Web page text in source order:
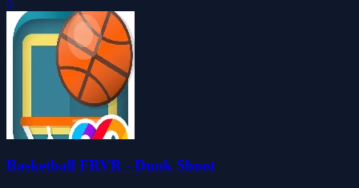
0
Basketball FRVR - Dunk Shoot